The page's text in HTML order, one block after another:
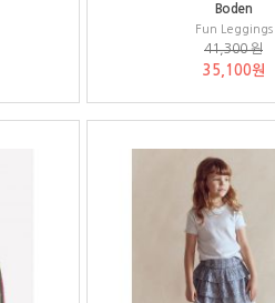
Boden
Fun Leggings
41,300 원
35,100원